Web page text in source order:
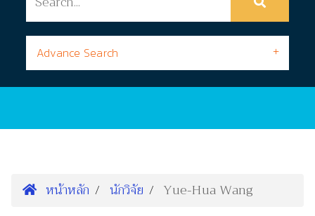
Advance Search
หน้าหลัก นักวิจัย Yue-Hua Wang